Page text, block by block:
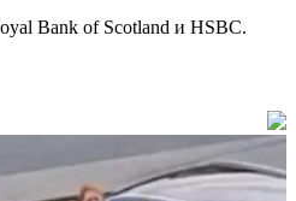
Bank of Scotland и HSBC.